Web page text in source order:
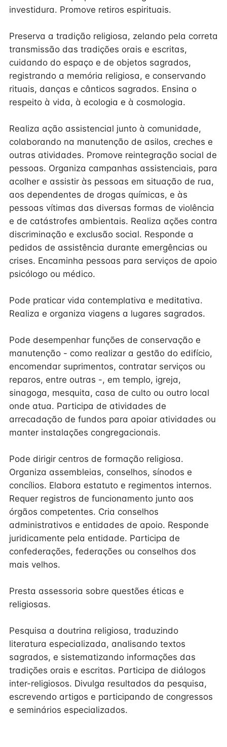
investidura. Promove retiros espirituais.
Preserva a tradição religiosa, zelando pela correta
transmissão das tradições orais e escritas,
cuidando do espaço e de objetos sagrados,
registrando a memória religiosa, e conservando
rituais, danças e cânticos sagrados. Ensina o
respeito à vida, à ecologia e à cosmologia.
Realiza ação assistencial junto à comunidade,
colaborando na manutenção de asilos, creches e
outras atividades. Promove reintegração social de
pessoas. Organiza campanhas assistenciais, para
acolher e assistir às pessoas em situação de rua,
aos dependentes de drogas químicas, e às
pessoas vítimas das diversas formas de violência
e de catástrofes ambientais. Realiza ações contra
discriminação e exclusão social. Responde a
pedidos de assistência durante emergências ou
crises. Encaminha pessoas para serviços de apoio
psicólogo ou médico.
Pode praticar vida contemplativa e meditativa.
Realiza e organiza viagens a lugares sagrados.
Pode desempenhar funções de conservação e
manutenção - como realizar a gestão do edifício,
encomendar suprimentos, contratar serviços ou
reparos, entre outras -, em templo, igreja,
sinagoga, mesquita, casa de culto ou outro local
onde atua. Participa de atividades de
arrecadação de fundos para apoiar atividades ou
manter instalações congregacionais.
Pode dirigir centros de formação religiosa.
Organiza assembleias, conselhos, sínodos e
concílios. Elabora estatuto e regimentos internos.
Requer registros de funcionamento junto aos
órgãos competentes. Cria conselhos
administrativos e entidades de apoio. Responde
juridicamente pela entidade. Participa de
confederações, federações ou conselhos dos
mais velhos.
Presta assessoria sobre questões éticas e
religiosas.
Pesquisa a doutrina religiosa, traduzindo
literatura especializada, analisando textos
sagrados, e sistematizando informações das
tradições orais e escritas. Participa de diálogos
inter-religiosos. Divulga resultados da pesquisa,
escrevendo artigos e participando de congressos
e seminários especializados.